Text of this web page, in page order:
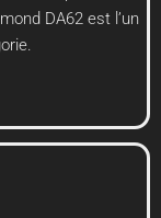
DA62 est l’un